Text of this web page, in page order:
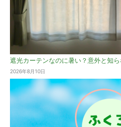
遮光カーテンなのに暑い？意外と知
2026年8月10日